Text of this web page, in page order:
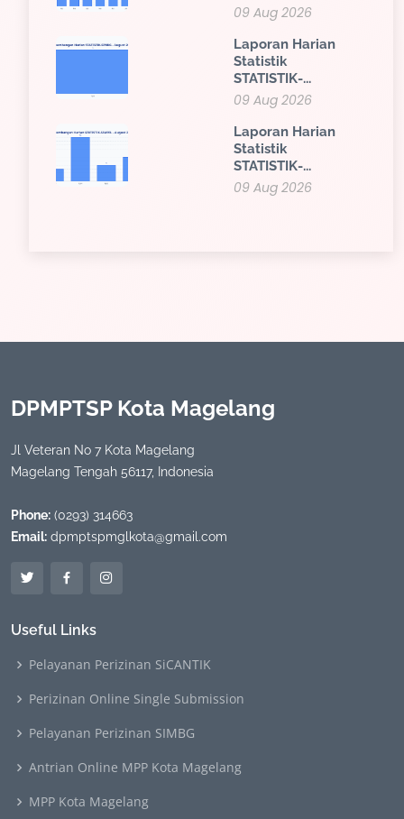
09 Aug 2026
Laporan Harian
Statistik
STATISTIK-...
09 Aug 2026
Laporan Harian
Statistik
STATISTIK-...
09 Aug 2026
DPMPTSP Kota Magelang
Jl Veteran No 7 Kota Magelang
Magelang Tengah 56117, Indonesia
Phone: (0293) 314663
Email: dpmptspmglkota@gmail.com
Useful Links
Pelayanan Perizinan SiCANTIK
Perizinan Online Single Submission
Pelayanan Perizinan SIMBG
Antrian Online MPP Kota Magelang
MPP Kota Magelang